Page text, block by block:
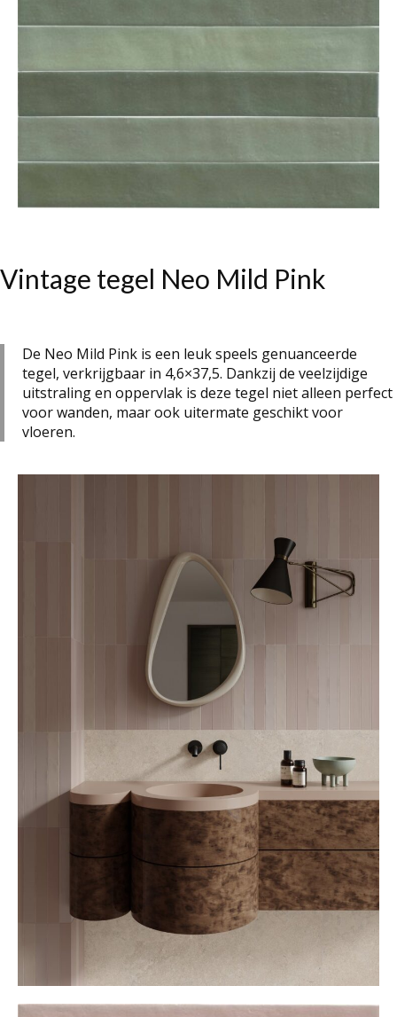
Vintage tegel Neo Mild Pink
De Neo Mild Pink is een leuk speels genuanceerde
tegel, verkrijgbaar in 4,6×37,5. Dankzij de veelzijdige
uitstraling en oppervlak is deze tegel niet alleen perfect
voor wanden, maar ook uitermate geschikt voor
vloeren.